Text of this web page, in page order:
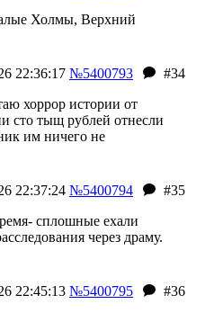
Холмы, Верхний
22:36:17 №5400793
#34
хоррор истории от
сто тыщ рублей отнесли
им ничего не
22:37:24 №5400794
#35
сплошные ехали
через драму.
22:45:13 №5400795
#36